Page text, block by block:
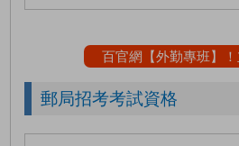
百官網【外勤專班】
郵局招考考試資格